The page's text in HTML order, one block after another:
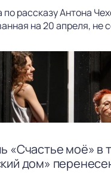
по рассказу Антона
на 20 апреля, не
«Счастье моё» в
дом»